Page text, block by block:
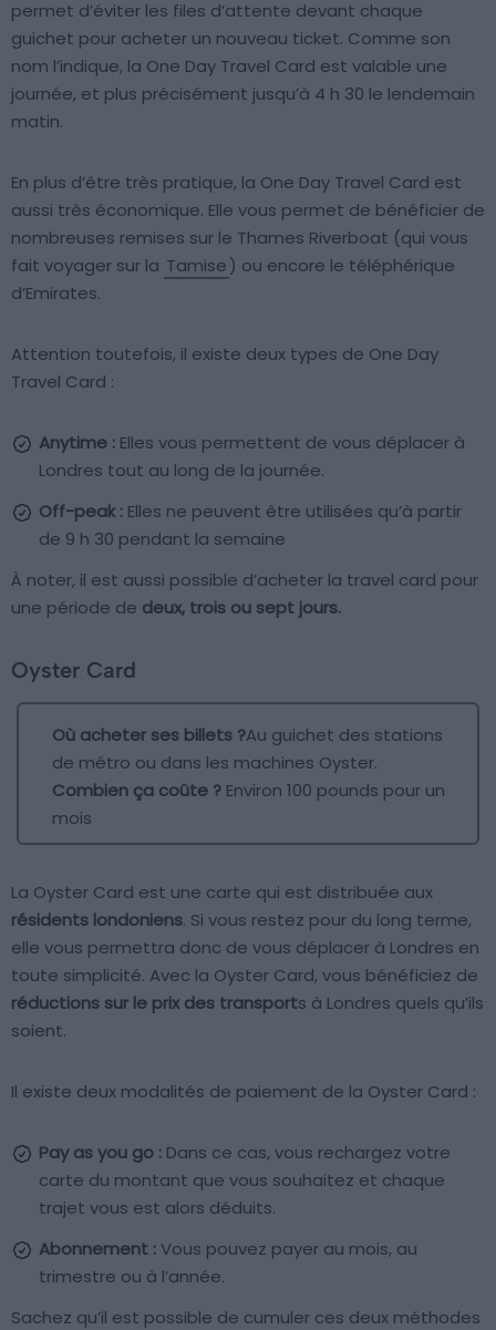
permet d’éviter les files d’attente devant chaque
guichet pour acheter un nouveau ticket. Comme son
nom l’indique, la One Day Travel Card est valable une
journée, et plus précisément jusqu’à 4 h 30 le lendemain
matin.
En plus d’être très pratique, la One Day Travel Card est
aussi très économique. Elle vous permet de bénéficier de
nombreuses remises sur le Thames Riverboat (qui vous
fait voyager sur la Tamise) ou encore le téléphérique
d’Emirates.
Attention toutefois, il existe deux types de One Day
Travel Card :
Anytime : Elles vous permettent de vous déplacer à
Londres tout au long de la journée.
Off-peak : Elles ne peuvent être utilisées qu’à partir
de 9 h 30 pendant la semaine
À noter, il est aussi possible d’acheter la travel card pour
une période de deux, trois ou sept jours.
Oyster Card
Où acheter ses billets ?Au guichet des stations
de métro ou dans les machines Oyster.
Combien ça coûte ? Environ 100 pounds pour un
mois
La Oyster Card est une carte qui est distribuée aux
résidents londoniens. Si vous restez pour du long terme,
elle vous permettra donc de vous déplacer à Londres en
toute simplicité. Avec la Oyster Card, vous bénéficiez de
réductions sur le prix des transports à Londres quels qu’ils
soient.
Il existe deux modalités de paiement de la Oyster Card :
Pay as you go : Dans ce cas, vous rechargez votre
carte du montant que vous souhaitez et chaque
trajet vous est alors déduits.
Abonnement :Vous pouvez payer au mois, au
trimestre ou à l’année.
Sachez qu’il est possible de cumuler ces deux méthodes